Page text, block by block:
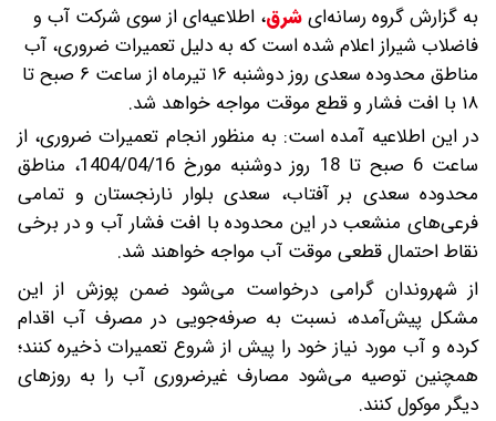
به گزارش گروه رسانه‌ایشرق، اطلاعیه‌ای از سوی شرکت آب و
فاضلاب شیراز اعلام شده است که به دلیل تعمیرات ضروری، آب
مناطق محدوده سعدی روز دوشنبه ۱۶ تیرماه از ساعت ۶ صبح تا
۱۸ با افت فشار و قطع موقت مواجه خواهد شد.
در این اطلاعیه آمده است: به منظور انجام تعمیرات ضروری، از
ساعت 6 صبح تا 18 روز دوشنبه مورخ 1404/04/16، مناطق
محدوده سعدی بر آفتاب، سعدی بلوار نارنجستان و تمامی
فرعی‌های منشعب در این محدوده با افت فشار آب و در برخی
نقاط احتمال قطعی موقت آب مواجه خواهند شد.
از شهروندان گرامی درخواست می‌شود ضمن پوزش از این
مشکل پیش‌آمده، نسبت به صرفه‌جویی در مصرف آب اقدام
کرده و آب مورد نیاز خود را پیش از شروع تعمیرات ذخیره کنند؛
همچنین توصیه می‌شود مصارف غیرضروری آب را به روز‌های
دیگر موکول کنند.